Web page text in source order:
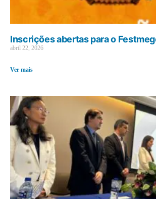
Inscrições abertas para o
abril 22, 2026
Ver mais